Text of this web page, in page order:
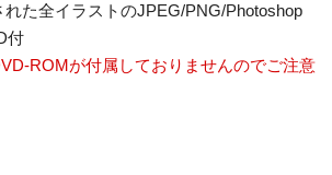
た全イラストのJPEG/PNG/Photoshop
付
が付属しておりませんのでご注意